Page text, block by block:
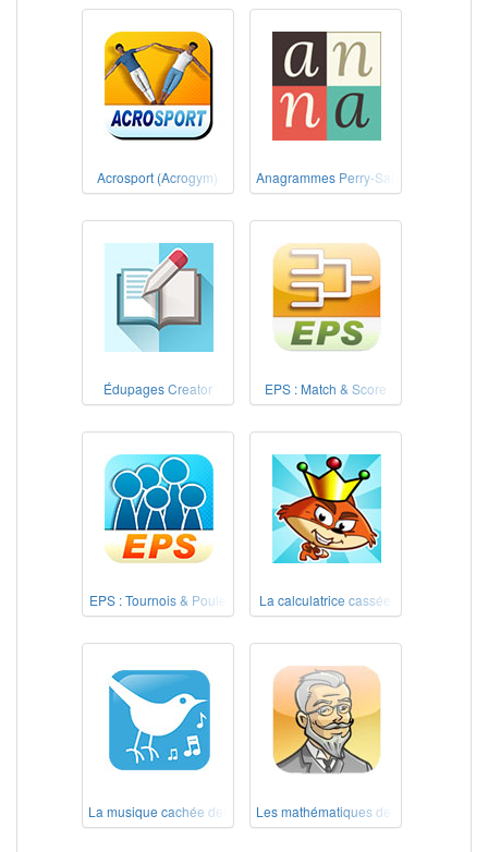
Acrosport (Acrogym) Anagrammes Perry-Salkow
Édupages Creator EPS : Match & Score
EPS : Tournois & Poule La calculatrice cassée
La musique cachée des chants d'oiseaux – Au pays des Alouettes
Les mathématiques de nos grands-